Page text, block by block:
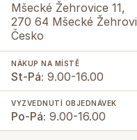
Mšecké Žehrovice 11,
270 64 Mšecké
Česko
NÁKUP NA MÍSTĚ
St-Pá: 9.00-16.00
VYZVEDNUTÍ OBJEDNÁVEK
Po-Pá: 9.00-16.00